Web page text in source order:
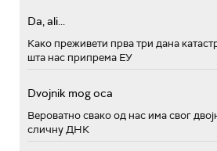
Da, ali...
Како преживети прва три дана
шта нас припрема ЕУ
Dvojnik mog oca
Вероватно свако од нас има свог
сличну ДНК